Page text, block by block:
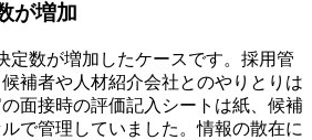
が増加
定数が増加したケースです。採用管
補者や人材紹介会社とのやりとりは
面接時の評価記入シートは紙、候補
で管理していました。情報の散在に